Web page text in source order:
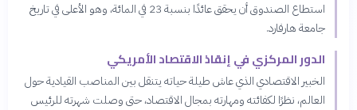
استطاع الصندوق أن يحقق عائدًا بنسبة 23 في المائة، وهو الأعلى في تاريخ
جامعة هارفارد.
الدور المركزي في إنقاذ الاقتصاد الأمريكي
الخبير الاقتصادي الذي عاش طيلة حياته يتنقل بين المناصب القيادية حول
العالم، نظرًا لكفائته ومهارته بمجال الاقتصاد، حتى وصلت شهرته للرئيس